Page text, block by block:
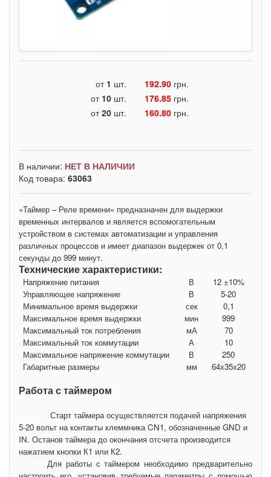
от 1 шт. 192.90 грн.
от 10 шт. 176.85 грн.
от20 шт. 160.80 грн.
В наличии: НЕТ В НАЛИЧИИ
Код товара: 63063
«Таймер – Реле времени» предназначен для выдержки
временных интервалов и является вспомогательным
устройством в системах автоматизации и управления
различных процессов и имеет диапазон выдержек от 0,1
секунды до 999 минут.
Технические характеристики:
Напряжение питания В 12 ±10%
Управляющее напряжение
В
5-20
Минимальное время выдержки
сек
0,1
Максимальное время выдержки
мин
999
Максимальный ток потребления
мА
70
Максимальный ток коммутации
А
10
Максимальное напряжение коммутации
В
250
Габаритные размеры
мм 64х35х20
Работа с таймером
Старт таймера осуществляется подачей напряжения
5-20 вольт на контакты клеммника CN1, обозначенные GND и
IN. Останов таймера до окончания отсчета производится
нажатием кнопки К1 или К2.
Для работы с таймером необходимо предварительно